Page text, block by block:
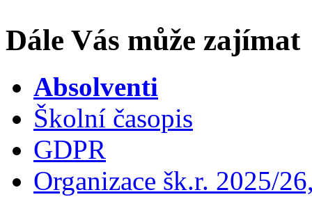
Dále Vás může zajímat
Absolventi
Školní časopis
GDPR
Organizace šk.r. 2025/